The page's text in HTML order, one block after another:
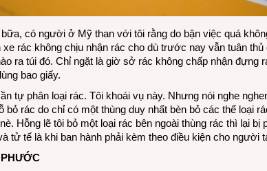
có người ở Mỹ than với tôi rằng do bận việc quá
rác không chịu nhận rác cho dù trước nay vẫn tuân thủ
ra túi đó. Chỉ ngặt là giờ sở rác không chấp nhận đựng
bao giấy.
tự phân loại rác. Tôi khoái vụ này. Nhưng nói nghe
bỏ rác do chỉ có một thùng duy nhất bèn bỏ các thể loại
Hỗng lẽ tôi bỏ một loại rác bên ngoài thùng rác thì lại bị
tử tế là khi ban hành phải kèm theo điều kiện cho người